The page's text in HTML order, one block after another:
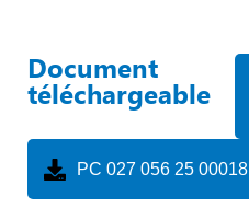
Document
téléchargeable
PC 027 056 25 00018